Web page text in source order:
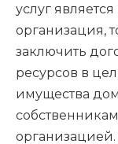
услуг
организация,
заключить
ресурсов в
имущества
организацией.